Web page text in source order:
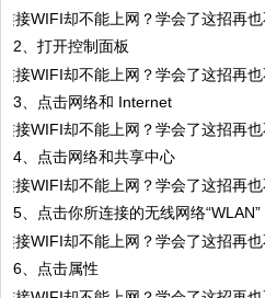
2、打开控制面板
3、点击网络和 Internet
4、点击网络和共享中心
5、点击你所连接的无线网络“WLAN”
6、点击属性